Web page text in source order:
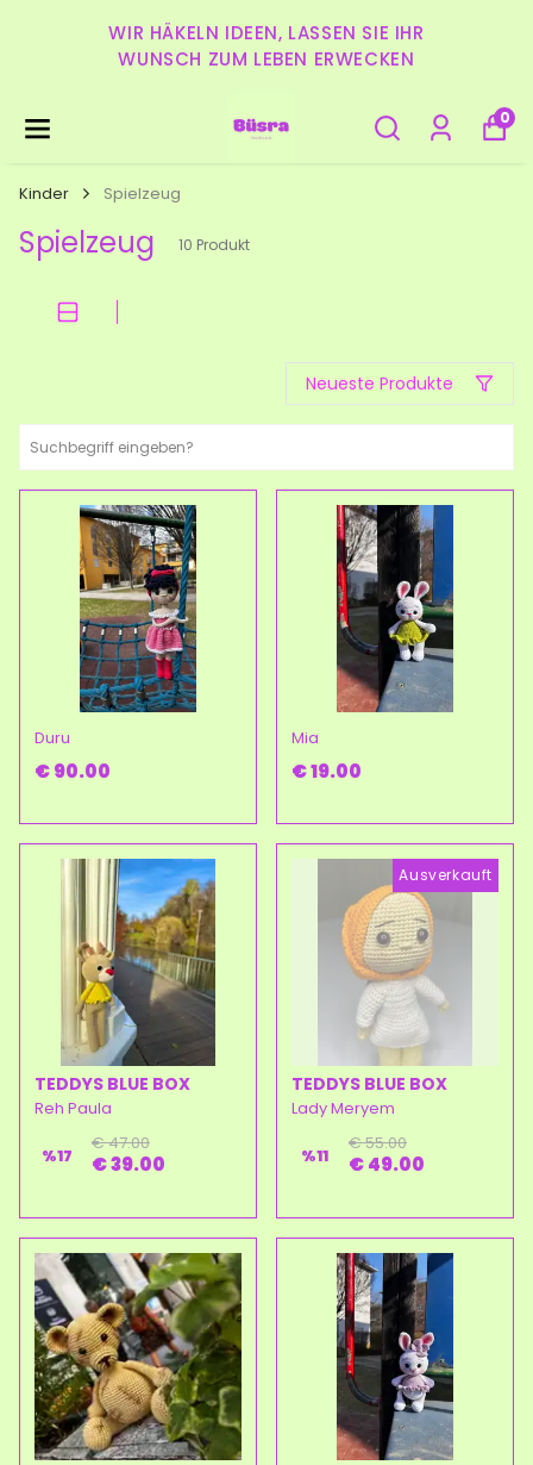
WIR HÄKELN IDEEN, LASSEN SIE IHR
WUNSCH ZUM LEBEN ERWECKEN
0
Kinder Spielzeug
Spielzeug 10 Produkt
Neueste Produkte
Duru
€ 90.00
Mia
€ 19.00
TEDDYS BLUE BOX
Reh Paula
%17
€ 47.00
€ 39.00
Ausverkauft
TEDDYS BLUE BOX
Lady Meryem
%11
€ 55.00
€ 49.00